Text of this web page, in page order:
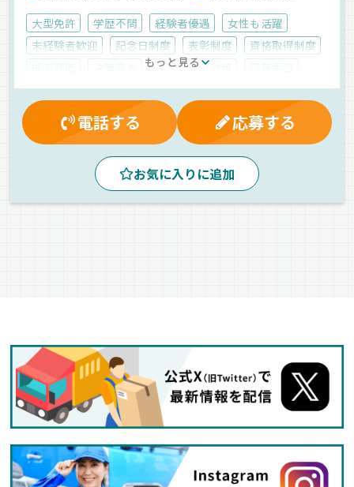
大型免許 学歴不問 経験者優遇
女性も活躍
未経験者歓迎
記念日制度 表彰制度
資格取得制度
マイカー通勤可
健康保険
厚生年金 労災保険
有給休暇
残業手当
休日出勤割増金 雇用保険
昇給
社員登用制度
大型連休 交通費支給
食費補助
再雇用制度 退職金制度
制服・作業着貸与
新車
バックアイモニター装備
中距離
個店配送 ドライブレコーダー
エアサス
もっと見る
電話する 応募する
お気に入りに追加